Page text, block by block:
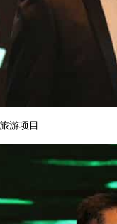
游项目